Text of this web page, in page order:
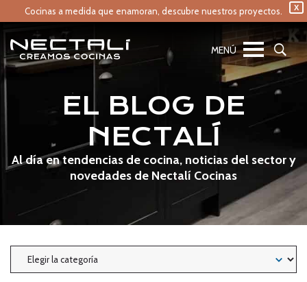
X
Cocinas a medida que enamoran, descubre nuestros proyectos.
EL BLOG DE
NECTALÍ
Al día en tendencias de cocina, noticias del sector y
novedades de Nectalí Cocinas